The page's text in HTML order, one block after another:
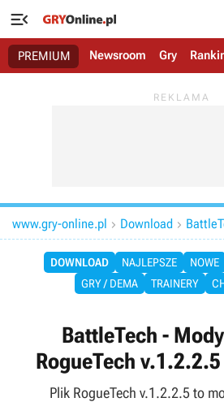

PREMIUM Newsroom Gry
www.gry-online.pl  Download 
DOWNLOAD NAJLEPSZE NOWE
GRY / DEMA
TRAINERY
BattleTech -
RogueTech
Plik RogueTech v.1.2.2.5 to